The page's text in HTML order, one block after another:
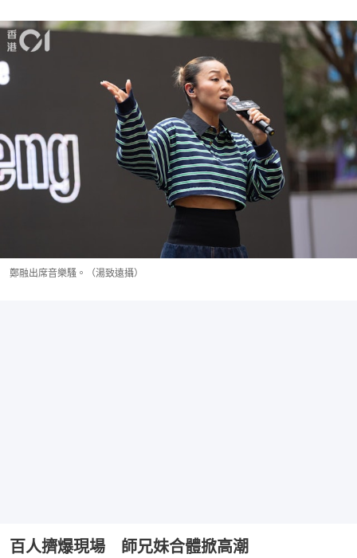
鄭融出席音樂騷。（湯致遠攝）
百人擠爆現場 師兄妹合體掀高潮